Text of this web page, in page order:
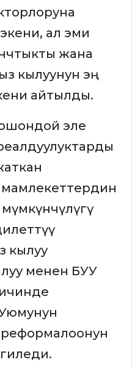
ал эми
жана
кылуунун эң
айтылды.
эле
кылуу
менен БУУ
реформалоонун